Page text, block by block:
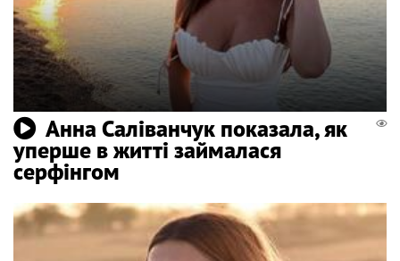
Анна Саліванчук показала, як
уперше в житті займалася
серфінгом